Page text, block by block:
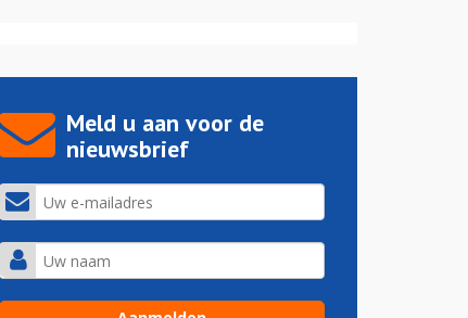
Meld u aan voor de
nieuwsbrief